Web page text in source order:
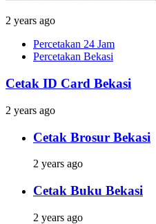
2 years ago
Percetakan 24 Jam
Percetakan Bekasi
Cetak ID Card Bekasi
2 years ago
Cetak Brosur Bekasi
2 years ago
Cetak Buku Bekasi
2 years ago